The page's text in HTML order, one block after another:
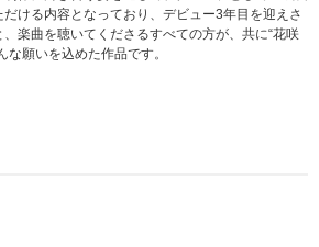
ける内容となっており、デビュー3年目を迎えさ
楽曲を聴いてくださるすべての方が、共に“花咲
な願いを込めた作品です。